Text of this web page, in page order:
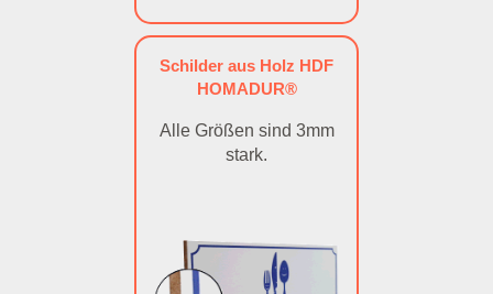
Schilder aus Holz HDF
HOMADUR®
Alle Größen sind 3mm
stark.